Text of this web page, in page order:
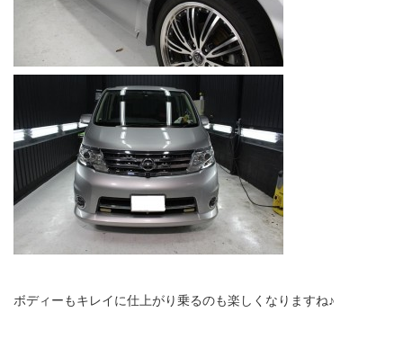
ボディーもキレイに仕上がり乗るのも楽しくなりますね♪